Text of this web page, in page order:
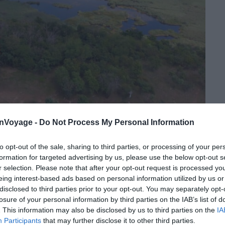
- Do Not Process My Personal Information
opt-out of the sale, sharing to third parties, or processing of your
for targeted advertising by us, please use the below opt-out
selection. Please note that after your opt-out request is processed
interest-based ads based on personal information utilized by us
to third parties prior to your opt-out. You may separately
of your personal information by third parties on the IAB’s list of
This information may also be disclosed by us to third parties on the
Participants that may further disclose it to other third parties.
Shutterstock – Barat Roland
du geyser de Lóczy, une balade inoubliable au cœur
panoramique de 10,9 km vous emmène à travers
, offrant un paysage à couper le souffle.
bouillonnantes souterraines qui jalonnent le